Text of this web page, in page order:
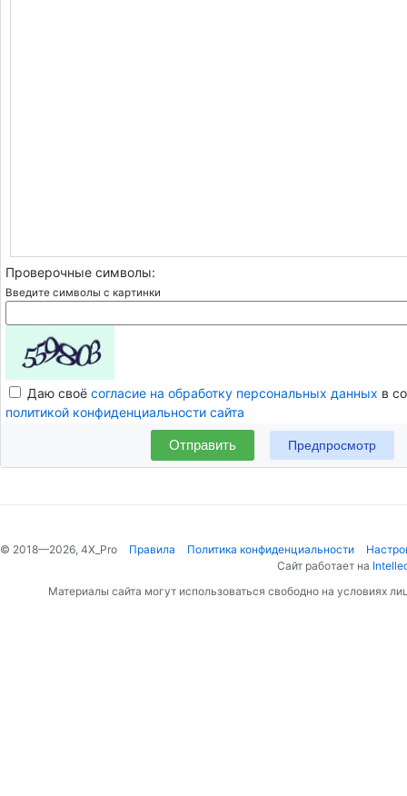
Проверочные символы:
Введите символы с картинки
Даю своё согласие на обработку персональных данных в
политикой конфиденциальности сайта
Отправить
© 2018—2026, 4X_Pro Правила Политика конфиденциальности
Сайт работает на
Материалы сайта могут использоваться свободно на условиях